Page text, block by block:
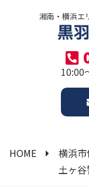
湘南・横浜エ
10:00
HOME
横浜
土ヶ谷